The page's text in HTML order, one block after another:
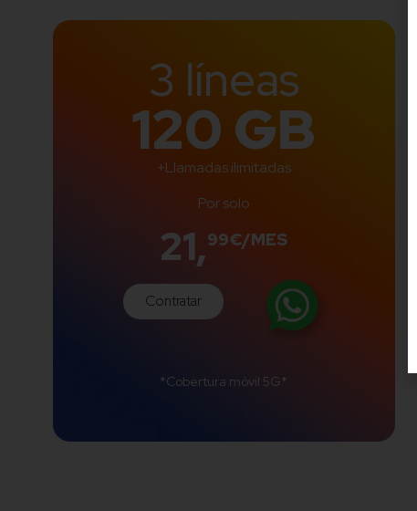
3 líneas
120 GB
+Llamadas ilimitadas
Por solo
21,99€/MES
Contratar
*Cobertura móvil 5G*